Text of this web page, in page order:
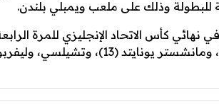
للبطولة وذلك على ملعب ويمبلي بلندن.
كأس الاتحاد الإنجليزي للمرة